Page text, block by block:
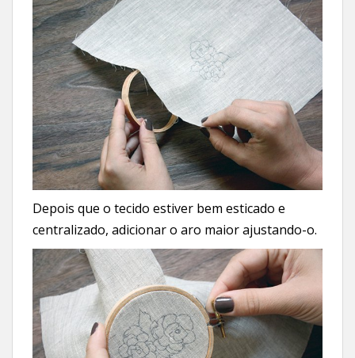
Depois que o tecido estiver bem esticado e
centralizado, adicionar o aro maior ajustando-o.